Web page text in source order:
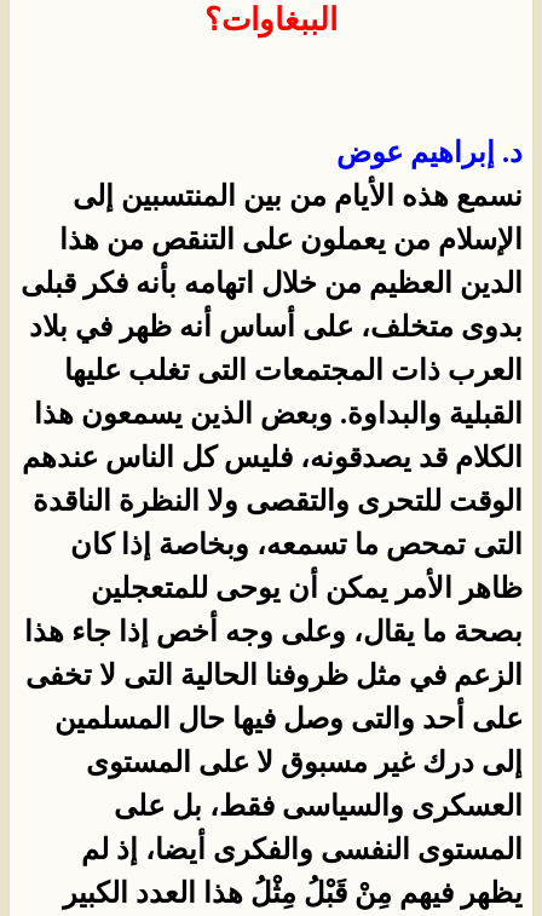
الببغاوات؟
د. إبراهيم عوض
نسمع هذه الأيام من بين المنتسبين إلى
الإسلام من يعملون على التنقص من هذا
الدين العظيم من خلال اتهامه بأنه فكر قبلى
بدوى متخلف، على أساس أنه ظهر في بلاد
العرب ذات المجتمعات التى تغلب عليها
القبلية والبداوة. وبعض الذين يسمعون هذا
الكلام قد يصدقونه، فليس كل الناس عندهم
الوقت للتحرى والتقصى ولا النظرة الناقدة
التى تمحص ما تسمعه، وبخاصة إذا كان
ظاهر الأمر يمكن أن يوحى للمتعجلين
بصحة ما يقال، وعلى وجه أخص إذا جاء هذا
الزعم في مثل ظروفنا الحالية التى لا تخفى
على أحد والتى وصل فيها حال المسلمين
إلى درك غير مسبوق لا على المستوى
العسكرى والسياسى فقط، بل على
المستوى النفسى والفكرى أيضا، إذ لم
يظهر فيهم مِنْ قَبْلُ مِثْلُ هذا العدد الكبير